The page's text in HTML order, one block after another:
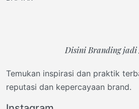
Disini Branding jadi
Temukan inspirasi dan praktik
reputasi dan kepercayaan brand.